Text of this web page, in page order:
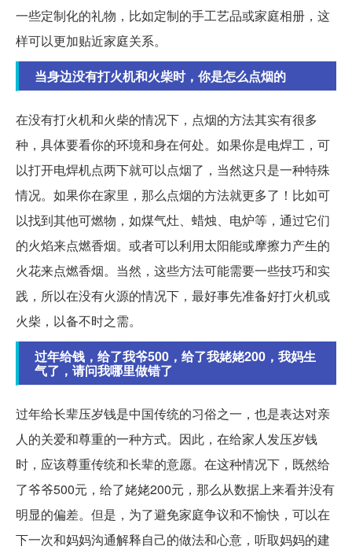
一些定制化的礼物，比如定制的手工艺品或家庭相册，这
样可以更加贴近家庭关系。
当身边没有打火机和火柴时，你是怎么点烟的
在没有打火机和火柴的情况下，点烟的方法其实有很多
种，具体要看你的环境和身在何处。如果你是电焊工，可
以打开电焊机点两下就可以点烟了，当然这只是一种特殊
情况。如果你在家里，那么点烟的方法就更多了！比如可
以找到其他可燃物，如煤气灶、蜡烛、电炉等，通过它们
的火焰来点燃香烟。或者可以利用太阳能或摩擦力产生的
火花来点燃香烟。当然，这些方法可能需要一些技巧和实
践，所以在没有火源的情况下，最好事先准备好打火机或
火柴，以备不时之需。
过年给钱，给了我爷500，给了我姥姥200，我妈生
气了，请问我哪里做错了
过年给长辈压岁钱是中国传统的习俗之一，也是表达对亲
人的关爱和尊重的一种方式。因此，在给家人发压岁钱
时，应该尊重传统和长辈的意愿。在这种情况下，既然给
了爷爷500元，给了姥姥200元，那么从数据上来看并没有
明显的偏差。但是，为了避免家庭争议和不愉快，可以在
下一次和妈妈沟通解释自己的做法和心意，听取妈妈的建